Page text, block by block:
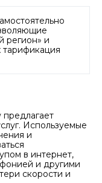
регион» и
тарификация
Используемые
и
в интернет,
и другими
скорости и